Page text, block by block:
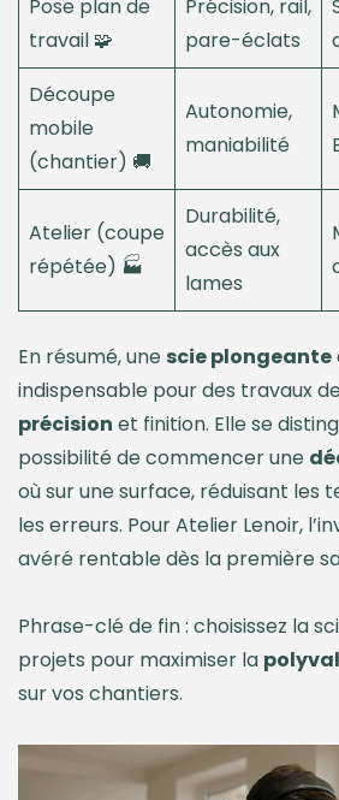
Pose plan de
travail 🧩
Précision, rail,
pare-éclats
Découpe
mobile
(chantier) 🚚
Autonomie,
maniabilité
Atelier (coupe
répétée) 🏭
Durabilité,
accès aux
lames
En résumé, une scie plongeante
indispensable pour des travaux
précision et finition. Elle se
possibilité de commencer une
où sur une surface, réduisant les
les erreurs. Pour Atelier Lenoir,
avéré rentable dès la première
Phrase-clé de fin : choisissez la
projets pour maximiser la
sur vos chantiers.